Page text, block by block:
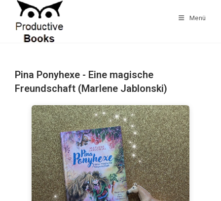
springen
Menü
Pina Ponyhexe - Eine magische
Freundschaft (Marlene Jablonski)